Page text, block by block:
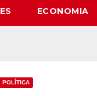
ECONOMIA
POLÍTICA